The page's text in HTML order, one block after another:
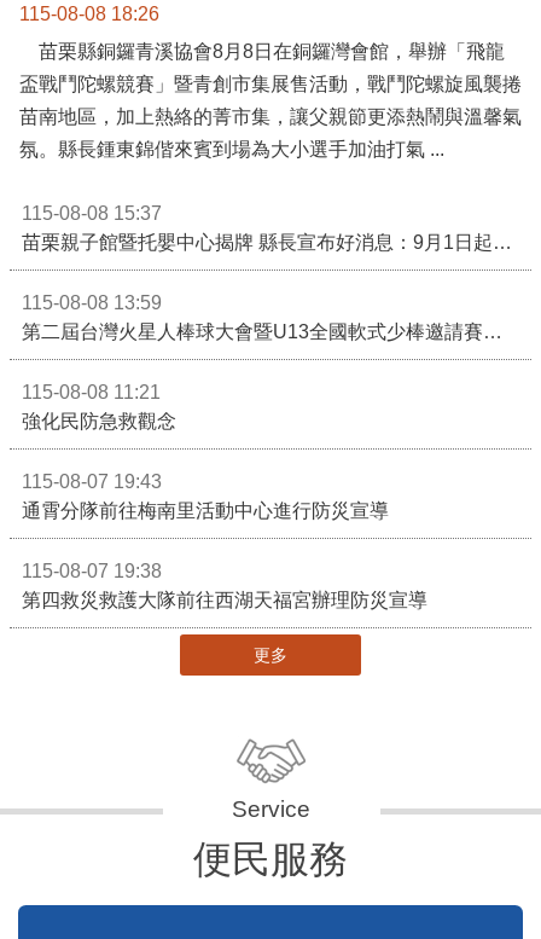
115-08-08 18:26
苗栗縣銅鑼青溪協會8月8日在銅鑼灣會館，舉辦「飛龍
盃戰鬥陀螺競賽」暨青創市集展售活動，戰鬥陀螺旋風襲捲
苗南地區，加上熱絡的菁市集，讓父親節更添熱鬧與溫馨氣
氛。縣長鍾東錦偕來賓到場為大小選手加油打氣 ...
115-08-08 15:37
苗栗親子館暨托嬰中心揭牌 縣長宣布好消息：9月1日起調降臨時托嬰費用
115-08-08 13:59
第二屆台灣火星人棒球大會暨U13全國軟式少棒邀請賽在苗栗舉辦
115-08-08 11:21
強化民防急救觀念
115-08-07 19:43
通霄分隊前往梅南里活動中心進行防災宣導
115-08-07 19:38
第四救災救護大隊前往西湖天福宮辦理防災宣導
更多
便民服務